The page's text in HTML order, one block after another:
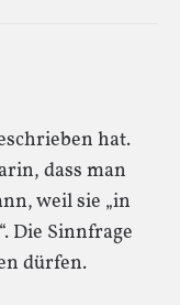
hat.
dass man
weil sie „in
Die Sinnfrage
dürfen.